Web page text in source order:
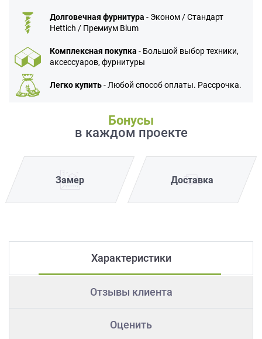
Долговечная фурнитура - Эконом / Стандарт
Hettich / Премиум Blum
Комплексная покупка - Большой выбор техники,
аксессуаров, фурнитуры
Легко купить- Любой способ оплаты. Рассрочка.
Бонусы
в каждом проекте
Замер Доставка
Характеристики
Отзывы клиента
Оценить